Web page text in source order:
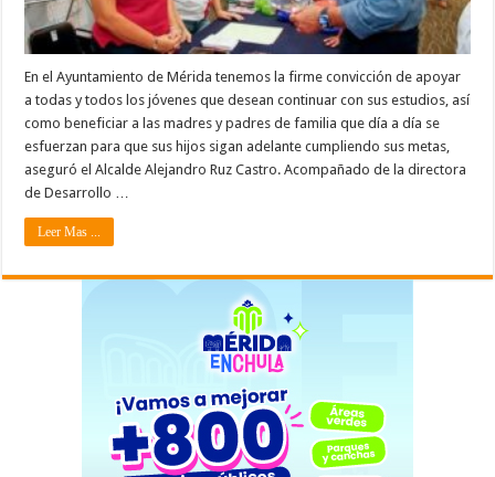
En el Ayuntamiento de Mérida tenemos la firme convicción de apoyar
a todas y todos los jóvenes que desean continuar con sus estudios, así
como beneficiar a las madres y padres de familia que día a día se
esfuerzan para que sus hijos sigan adelante cumpliendo sus metas,
aseguró el Alcalde Alejandro Ruz Castro. Acompañado de la directora
de Desarrollo …
Leer Mas ...